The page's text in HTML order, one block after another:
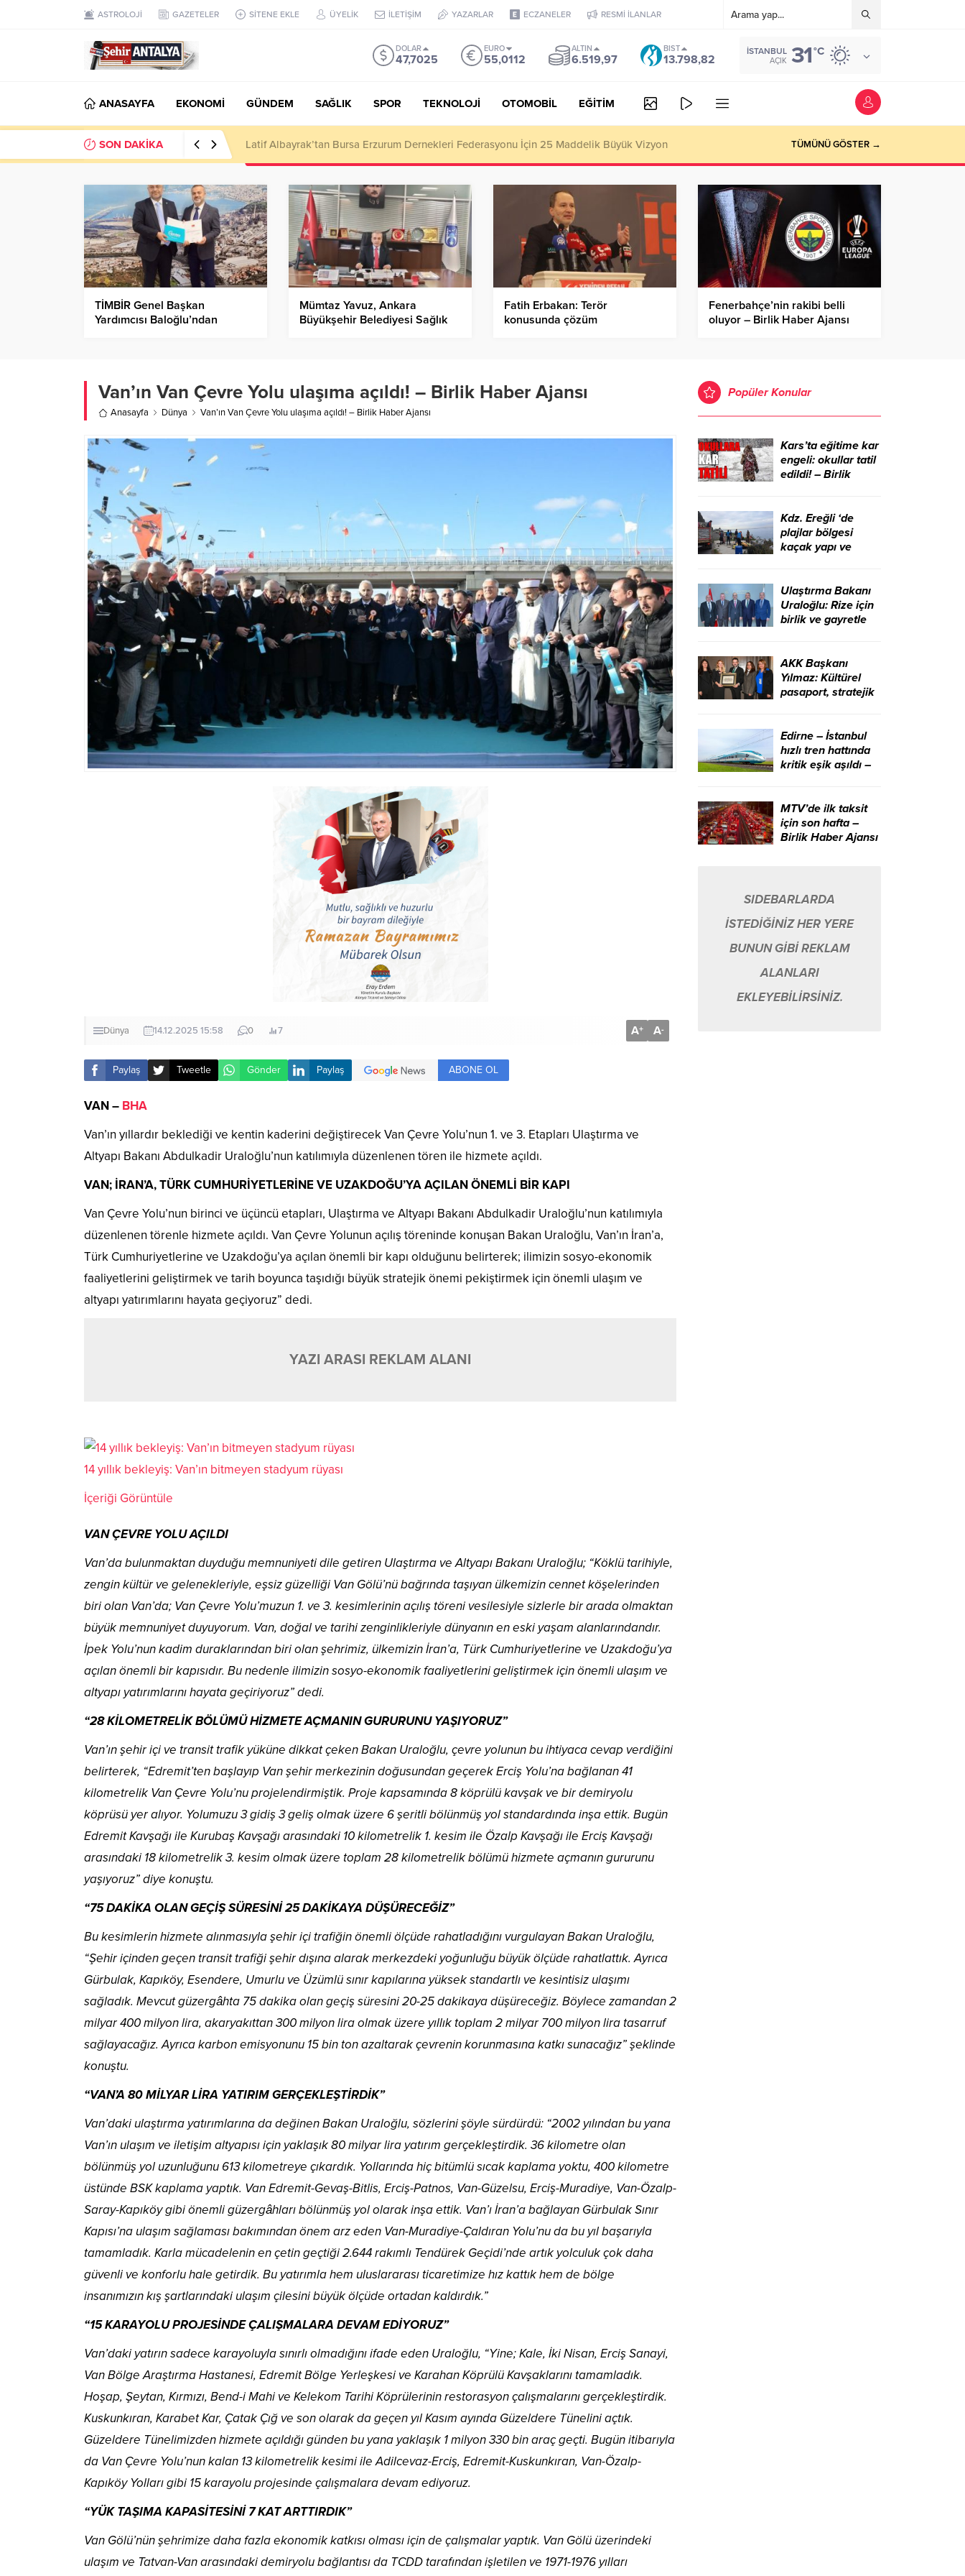
ASTROLOJİ GAZETELER SİTENE EKLE ÜYELİK İLETİŞİM YAZARLAR ECZANELER RESMİ İLANLAR
DOLAR
47,7025
EURO
55,0112
ALTIN
6.519,97
BIST
13.798,82
İSTANBUL
AÇIK 31°C
ANASAYFA EKONOMİ GÜNDEM SAĞLIK SPOR TEKNOLOJİ OTOMOBİL EĞİTİM
SON DAKİKA Latif Albayrak’tan Bursa Erzurum Dernekleri Federasyonu İçin 25 Maddelik Büyük Vizyon TÜMÜNÜ GÖSTER →
TİMBİR Genel Başkan
Yardımcısı Baloğlu’ndan
Mümtaz Yavuz, Ankara
Büyükşehir Belediyesi Sağlık
Fatih Erbakan: Terör
konusunda çözüm
Fenerbahçe’nin rakibi belli
oluyor – Birlik Haber Ajansı
Van’ın Van Çevre Yolu ulaşıma açıldı! – Birlik Haber Ajansı
Anasayfa Dünya Van’ın Van Çevre Yolu ulaşıma açıldı! – Birlik Haber Ajansı
Dünya 14.12.2025 15:58 0 7 A+ A-
Paylaş Tweetle Gönder Paylaş ABONE OL
VAN – BHA
Van’ın yıllardır beklediği ve kentin kaderini değiştirecek Van Çevre Yolu’nun 1. ve 3. Etapları Ulaştırma ve
Altyapı Bakanı Abdulkadir Uraloğlu’nun katılımıyla düzenlenen tören ile hizmete açıldı.
VAN; İRAN’A, TÜRK CUMHURİYETLERİNE VE UZAKDOĞU’YA AÇILAN ÖNEMLİ BİR KAPI
Van Çevre Yolu’nun birinci ve üçüncü etapları, Ulaştırma ve Altyapı Bakanı Abdulkadir Uraloğlu’nun katılımıyla
düzenlenen törenle hizmete açıldı. Van Çevre Yolunun açılış töreninde konuşan Bakan Uraloğlu, Van’ın İran’a,
Türk Cumhuriyetlerine ve Uzakdoğu’ya açılan önemli bir kapı olduğunu belirterek; ilimizin sosyo-ekonomik
faaliyetlerini geliştirmek ve tarih boyunca taşıdığı büyük stratejik önemi pekiştirmek için önemli ulaşım ve
altyapı yatırımlarını hayata geçiyoruz” dedi.
YAZI ARASI REKLAM ALANI
14 yıllık bekleyiş: Van’ın bitmeyen stadyum rüyası
İçeriği Görüntüle
VAN ÇEVRE YOLU AÇILDI
Van’da bulunmaktan duyduğu memnuniyeti dile getiren Ulaştırma ve Altyapı Bakanı Uraloğlu; “Köklü tarihiyle,
zengin kültür ve gelenekleriyle, eşsiz güzelliği Van Gölü’nü bağrında taşıyan ülkemizin cennet köşelerinden
biri olan Van’da; Van Çevre Yolu’muzun 1. ve 3. kesimlerinin açılış töreni vesilesiyle sizlerle bir arada olmaktan
büyük memnuniyet duyuyorum. Van, doğal ve tarihi zenginlikleriyle dünyanın en eski yaşam alanlarındandır.
İpek Yolu’nun kadim duraklarından biri olan şehrimiz, ülkemizin İran’a, Türk Cumhuriyetlerine ve Uzakdoğu’ya
açılan önemli bir kapısıdır. Bu nedenle ilimizin sosyo-ekonomik faaliyetlerini geliştirmek için önemli ulaşım ve
altyapı yatırımlarını hayata geçiriyoruz” dedi.
“28 KİLOMETRELİK BÖLÜMÜ HİZMETE AÇMANIN GURURUNU YAŞIYORUZ”
Van’ın şehir içi ve transit trafik yüküne dikkat çeken Bakan Uraloğlu, çevre yolunun bu ihtiyaca cevap verdiğini
belirterek, “Edremit’ten başlayıp Van şehir merkezinin doğusundan geçerek Erciş Yolu’na bağlanan 41
kilometrelik Van Çevre Yolu’nu projelendirmiştik. Proje kapsamında 8 köprülü kavşak ve bir demiryolu
köprüsü yer alıyor. Yolumuzu 3 gidiş 3 geliş olmak üzere 6 şeritli bölünmüş yol standardında inşa ettik. Bugün
Edremit Kavşağı ile Kurubaş Kavşağı arasındaki 10 kilometrelik 1. kesim ile Özalp Kavşağı ile Erciş Kavşağı
arasındaki 18 kilometrelik 3. kesim olmak üzere toplam 28 kilometrelik bölümü hizmete açmanın gururunu
yaşıyoruz” diye konuştu.
“75 DAKİKA OLAN GEÇİŞ SÜRESİNİ 25 DAKİKAYA DÜŞÜRECEĞİZ”
Bu kesimlerin hizmete alınmasıyla şehir içi trafiğin önemli ölçüde rahatladığını vurgulayan Bakan Uraloğlu,
“Şehir içinden geçen transit trafiği şehir dışına alarak merkezdeki yoğunluğu büyük ölçüde rahatlattık. Ayrıca
Gürbulak, Kapıköy, Esendere, Umurlu ve Üzümlü sınır kapılarına yüksek standartlı ve kesintisiz ulaşımı
sağladık. Mevcut güzergâhta 75 dakika olan geçiş süresini 20-25 dakikaya düşüreceğiz. Böylece zamandan 2
milyar 400 milyon lira, akaryakıttan 300 milyon lira olmak üzere yıllık toplam 2 milyar 700 milyon lira tasarruf
sağlayacağız. Ayrıca karbon emisyonunu 15 bin ton azaltarak çevrenin korunmasına katkı sunacağız” şeklinde
konuştu.
“VAN’A 80 MİLYAR LİRA YATIRIM GERÇEKLEŞTİRDİK”
Van’daki ulaştırma yatırımlarına da değinen Bakan Uraloğlu, sözlerini şöyle sürdürdü: “2002 yılından bu yana
Van’ın ulaşım ve iletişim altyapısı için yaklaşık 80 milyar lira yatırım gerçekleştirdik. 36 kilometre olan
bölünmüş yol uzunluğunu 613 kilometreye çıkardık. Yollarında hiç bitümlü sıcak kaplama yoktu, 400 kilometre
üstünde BSK kaplama yaptık. Van Edremit-Gevaş-Bitlis, Erciş-Patnos, Van-Güzelsu, Erciş-Muradiye, Van-Özalp-
Saray-Kapıköy gibi önemli güzergâhları bölünmüş yol olarak inşa ettik. Van’ı İran’a bağlayan Gürbulak Sınır
Kapısı’na ulaşım sağlaması bakımından önem arz eden Van-Muradiye-Çaldıran Yolu’nu da bu yıl başarıyla
tamamladık. Karla mücadelenin en çetin geçtiği 2.644 rakımlı Tendürek Geçidi’nde artık yolculuk çok daha
güvenli ve konforlu hale getirdik. Bu yatırımla hem uluslararası ticaretimize hız kattık hem de bölge
insanımızın kış şartlarındaki ulaşım çilesini büyük ölçüde ortadan kaldırdık.”
“15 KARAYOLU PROJESİNDE ÇALIŞMALARA DEVAM EDİYORUZ”
Van’daki yatırın sadece karayoluyla sınırlı olmadığını ifade eden Uraloğlu, “Yine; Kale, İki Nisan, Erciş Sanayi,
Van Bölge Araştırma Hastanesi, Edremit Bölge Yerleşkesi ve Karahan Köprülü Kavşaklarını tamamladık.
Hoşap, Şeytan, Kırmızı, Bend-i Mahi ve Kelekom Tarihi Köprülerinin restorasyon çalışmalarını gerçekleştirdik.
Kuskunkıran, Karabet Kar, Çatak Çığ ve son olarak da geçen yıl Kasım ayında Güzeldere Tünelini açtık.
Güzeldere Tünelimizden hizmete açıldığı günden bu yana yaklaşık 1 milyon 330 bin araç geçti. Bugün itibarıyla
da Van Çevre Yolu’nun kalan 13 kilometrelik kesimi ile Adilcevaz-Erciş, Edremit-Kuskunkıran, Van-Özalp-
Kapıköy Yolları gibi 15 karayolu projesinde çalışmalara devam ediyoruz.
“YÜK TAŞIMA KAPASİTESİNİ 7 KAT ARTTIRDIK”
Van Gölü’nün şehrimize daha fazla ekonomik katkısı olması için de çalışmalar yaptık. Van Gölü üzerindeki
ulaşım ve Tatvan-Van arasındaki demiryolu bağlantısı da TCDD tarafından işletilen ve 1971-1976 yılları
Popüler Konular
Kars’ta eğitime kar
engeli: okullar tatil
edildi! – Birlik
Kdz. Ereğli ‘de
plajlar bölgesi
kaçak yapı ve
Haber Ajansı
Ulaştırma Bakanı
Uraloğlu: Rize için
birlik ve gayretle
Haber Ajansı
AKK Başkanı
Yılmaz: Kültürel
pasaport, stratejik
Haber Ajansı
Edirne – İstanbul
hızlı tren hattında
kritik eşik aşıldı –
MTV’de ilk taksit
için son hafta –
Birlik Haber Ajansı
SIDEBARLARDA
İSTEDİĞİNİZ HER YERE
BUNUN GİBİ REKLAM
ALANLARI
EKLEYEBİLİRSİNİZ.